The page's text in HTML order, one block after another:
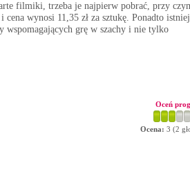
filmiki, trzeba je najpierw pobrać, przy
cena wynosi 11,35 zł za sztukę. Ponadto
wspomagających grę w szachy i nie tylko
Oceń
Ocena: 3 (2